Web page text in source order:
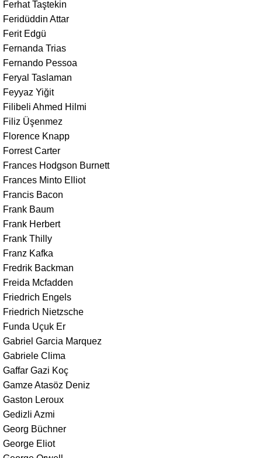
Ferhat Taştekin
Feridüddin Attar
Ferit Edgü
Fernanda Trias
Fernando Pessoa
Feryal Taslaman
Feyyaz Yiğit
Filibeli Ahmed Hilmi
Filiz Üşenmez
Florence Knapp
Forrest Carter
Frances Hodgson Burnett
Frances Minto Elliot
Francis Bacon
Frank Baum
Frank Herbert
Frank Thilly
Franz Kafka
Fredrik Backman
Freida Mcfadden
Friedrich Engels
Friedrich Nietzsche
Funda Uçuk Er
Gabriel Garcia Marquez
Gabriele Clima
Gaffar Gazi Koç
Gamze Atasöz Deniz
Gaston Leroux
Gedizli Azmi
Georg Büchner
George Eliot